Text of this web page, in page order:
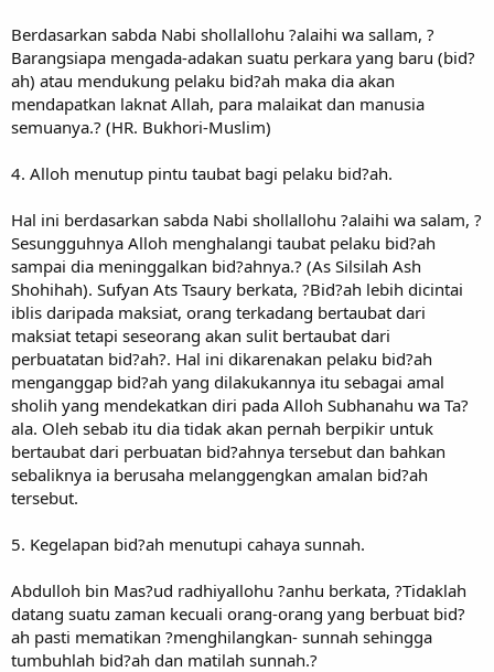
Berdasarkan sabda Nabi shollallohu ?alaihi wa sallam, ?
Barangsiapa mengada-adakan suatu perkara yang baru (bid?
ah) atau mendukung pelaku bid?ah maka dia akan
mendapatkan laknat Allah, para malaikat dan manusia
semuanya.? (HR. Bukhori-Muslim)
4. Alloh menutup pintu taubat bagi pelaku bid?ah.
Hal ini berdasarkan sabda Nabi shollallohu ?alaihi wa salam, ?
Sesungguhnya Alloh menghalangi taubat pelaku bid?ah
sampai dia meninggalkan bid?ahnya.? (As Silsilah Ash
Shohihah). Sufyan Ats Tsaury berkata, ?Bid?ah lebih dicintai
iblis daripada maksiat, orang terkadang bertaubat dari
maksiat tetapi seseorang akan sulit bertaubat dari
perbuatatan bid?ah?. Hal ini dikarenakan pelaku bid?ah
menganggap bid?ah yang dilakukannya itu sebagai amal
sholih yang mendekatkan diri pada Alloh Subhanahu wa Ta?
ala. Oleh sebab itu dia tidak akan pernah berpikir untuk
bertaubat dari perbuatan bid?ahnya tersebut dan bahkan
sebaliknya ia berusaha melanggengkan amalan bid?ah
tersebut.
5. Kegelapan bid?ah menutupi cahaya sunnah.
Abdulloh bin Mas?ud radhiyallohu ?anhu berkata, ?Tidaklah
datang suatu zaman kecuali orang-orang yang berbuat bid?
ah pasti mematikan ?menghilangkan- sunnah sehingga
tumbuhlah bid?ah dan matilah sunnah.?